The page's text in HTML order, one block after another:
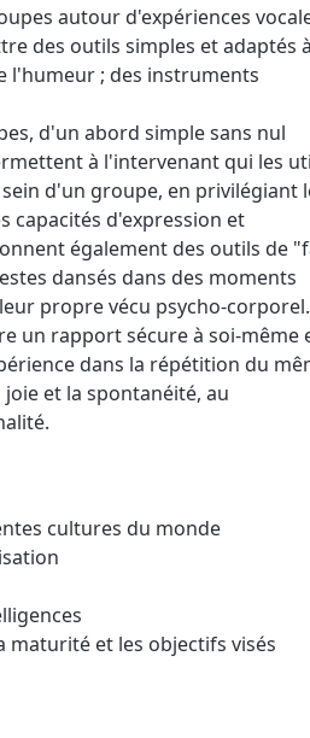
autour d'expériences
des outils simples et adaptés à
l'humeur ; des instruments
d'un abord simple sans nul
à l'intervenant qui les
d'un groupe, en privilégiant
capacités d'expression et
également des outils de
dansés dans des moments
propre vécu psycho-corporel.
un rapport sécure à soi-même
dans la répétition du
et la spontanéité, au
cultures du monde
maturité et les objectifs visés